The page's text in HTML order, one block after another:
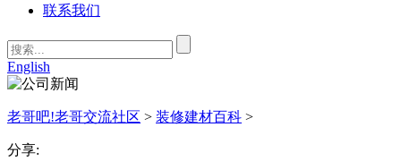
联系我们
English
老哥吧!老哥交流社区 > 装修建材百科 >
分享: